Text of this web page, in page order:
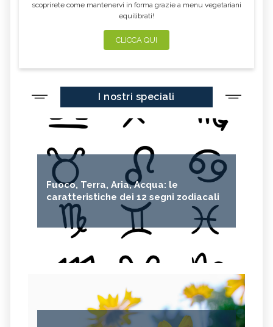
scoprirete come mantenervi in forma grazie a menu vegetariani
equilibrati!
CLICCA QUI
I nostri speciali
Fuoco, Terra, Aria, Acqua: le
caratteristiche dei 12 segni zodiacali